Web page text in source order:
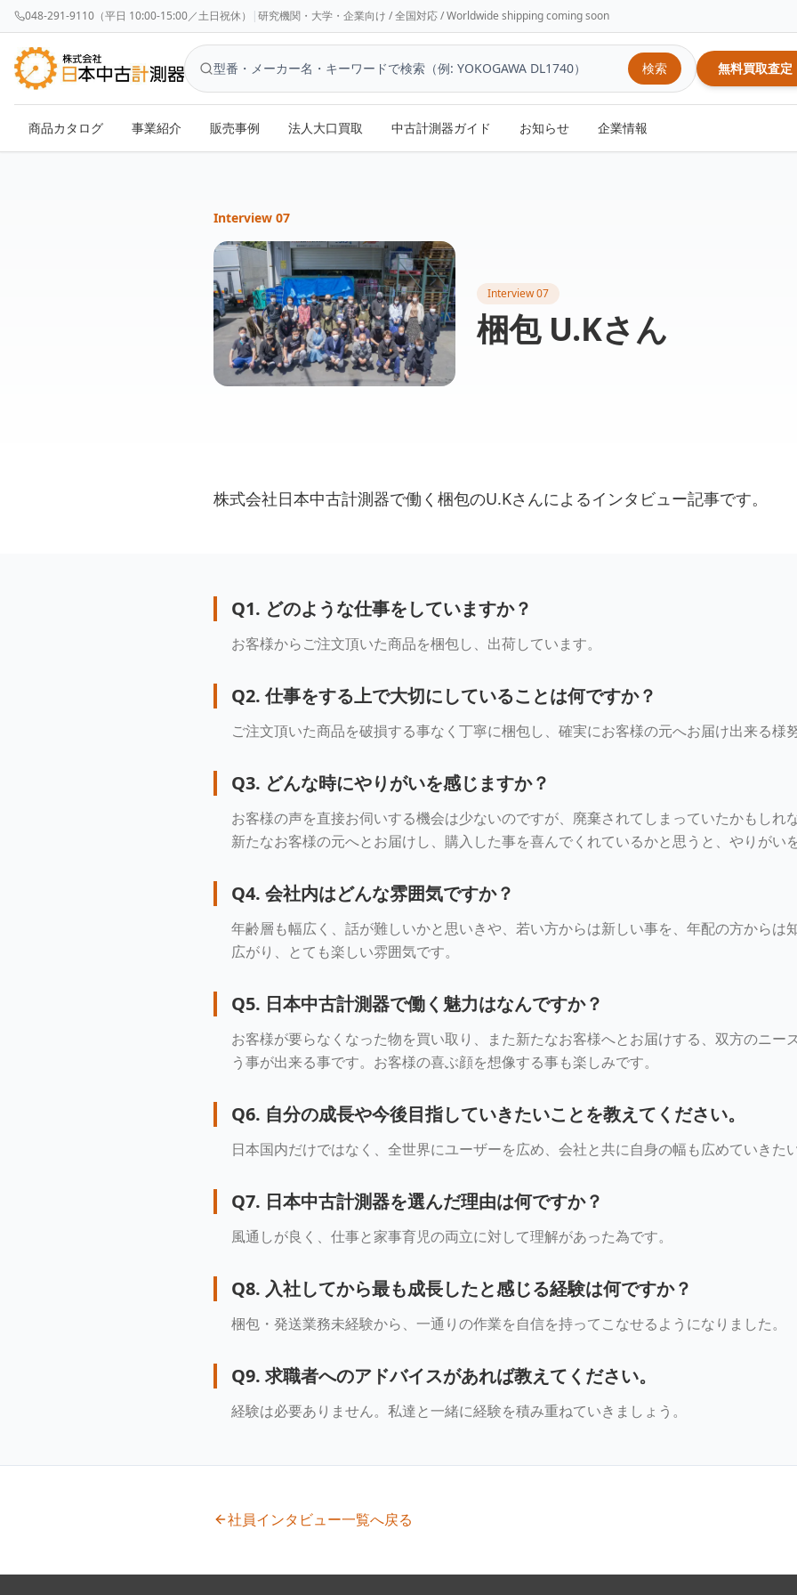
048-291-9110（平日 10:00-15:00／土日祝休） |研究機関・大学・企業向け / 全国対応 / Worldwide shipping coming soon
検索 無料買取査定
商品カタログ 事業紹介 販売事例 法人大口買取 中古計測器ガイド お知らせ 企業情報
Interview 07
Interview 07
梱包 U.Kさん
株式会社日本中古計測器で働く梱包のU.Kさんによるインタビュー記事です。
Q1. どのような仕事をしていますか？
お客様からご注文頂いた商品を梱包し、出荷しています。
Q2.仕事をする上で大切にしていることは何ですか？
ご注文頂いた商品を破損する事なく丁寧に梱包し、確実にお客様の元へお届け出来る様
Q3. どんな時にやりがいを感じますか？
お客様の声を直接お伺いする機会は少ないのですが、廃棄されてしまっていたかもしれ
新たなお客様の元へとお届けし、購入した事を喜んでくれているかと思うと、やりがいを
Q4. 会社内はどんな雰囲気ですか？
年齢層も幅広く、話が難しいかと思いきや、若い方からは新しい事を、年配の方からは
広がり、とても楽しい雰囲気です。
Q5. 日本中古計測器で働く魅力はなんですか？
お客様が要らなくなった物を買い取り、また新たなお客様へとお届けする、双方のニー
う事が出来る事です。お客様の喜ぶ顔を想像する事も楽しみです。
Q6. 自分の成長や今後目指していきたいことを教えてください。
日本国内だけではなく、全世界にユーザーを広め、会社と共に自身の幅も広めていきたい
Q7. 日本中古計測器を選んだ理由は何ですか？
風通しが良く、仕事と家事育児の両立に対して理解があった為です。
Q8. 入社してから最も成長したと感じる経験は何ですか？
梱包・発送業務未経験から、一通りの作業を自信を持ってこなせるようになりました。
Q9. 求職者へのアドバイスがあれば教えてください。
経験は必要ありません。私達と一緒に経験を積み重ねていきましょう。
社員インタビュー一覧へ戻る